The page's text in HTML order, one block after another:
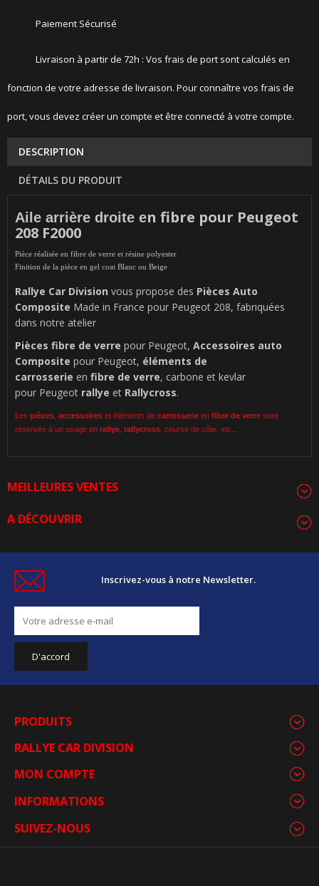
Paiement Sécurisé
Livraison à partir de 72h : Vos frais de port sont calculés en
fonction de votre adresse de livraison. Pour connaître vos frais de
port, vous devez créer un compte et être connecté à votre compte.
DESCRIPTION
DÉTAILS DU PRODUIT
Aile arrière droite en fibre pour Peugeot
208 F2000
Pièce réalisée en fibre de verre et résine polyester
Finition de la pièce en gel coat Blanc ou Beige
Rallye Car Division vous propose des Pièces Auto
Composite Made in France pour Peugeot 208, fabriquées
dans notre atelier
Pièces fibre de verre pour Peugeot, Accessoires auto
Composite pour Peugeot, éléments de
carrosserie en fibre de verre, carbone et kevlar
pour Peugeot rallye et Rallycross.
Les pièces accessoires et éléments de carrosserie en fibre de verre sont
réservés à un usage en rallye rallycross , course de côte, etc...
MEILLEURES VENTES
A DÉCOUVRIR
Inscrivez-vous à notre Newsletter.
PRODUITS
RALLYE CAR DIVISION
MON COMPTE
INFORMATIONS
SUIVEZ-NOUS